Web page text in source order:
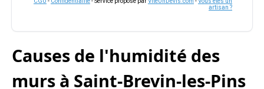
artisan ?
Causes de l'humidité des
murs à Saint-Brevin-les-Pins